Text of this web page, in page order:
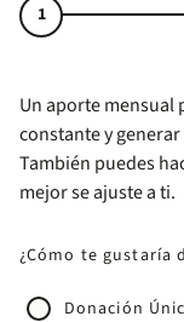
Un aporte mensual
constante y
También puedes
mejor se ajuste a ti.
¿Cómo te gustaría
Donación